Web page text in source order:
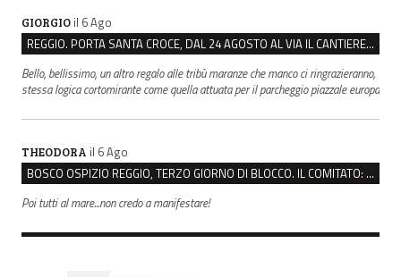
GIORGIO il 6 Ago
REGGIO. PORTA SANTA CROCE, DAL 24 AGOSTO AL VIA IL CANTIERE PER IL NUOVO COLLETTORE FOGNARIO
Bello, bellissimo, un altro regalo alle tribù maranze che manco ci ringrazieranno,
stessa logica cortomirante come quella attuata per il parcheggio piazzale europa
THEODORA il 6 Ago
BOSCO OSPIZIO REGGIO, TERZO GIORNO DI BLOCCO. IL COMITATO: “PRESIDIO FINO A VENERDÌ”
Poi tutti al mare...non credo a manifestare!